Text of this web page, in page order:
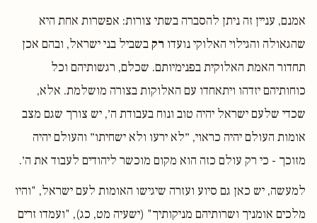
אמנם, עניין זה ניתן להסברה בשתי צורות: אפשרות אחת היא
שהגאולה והגילוי האלוקי נועדו רקבשביל בני ישראל, ובהם אכן
תחדור האמת האלוקית בפנימיותם. שכלם, רגשותיהם וכל
כוחותיהם יזדהו ויתאחדו עם האלוקות בצורה מושלמת. אלא,
שכדי שלעם ישראל יהיה טוב ונוח בעבודת ה׳, יש צורך שגם מצב
אומות העולם יהיה כראוי, ״לא ירעו ולא ישחיתו״ והעולם יהיה
מזוכך - כי רק עולם כזה הוא מקום מוכשר ליהודים לעבוד את ה׳.
למעשה, יש כאן גם סיוע ועזרה שיגישו האומות לעם ישראל, "והיו
מלכים אומניך ושרותיהם מניקותיך" (ישעיה מט, כג), "ועמדו זרים